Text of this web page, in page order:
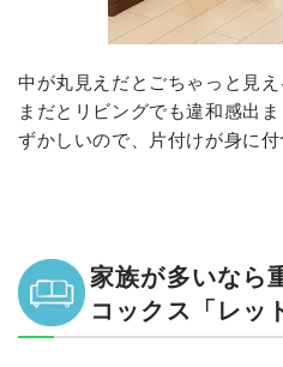
中が丸見えだとごちゃっと見
まだとリビングでも違和感出
ずかしいので、片付けが身に付
家族が多いなら
コックス「レッ